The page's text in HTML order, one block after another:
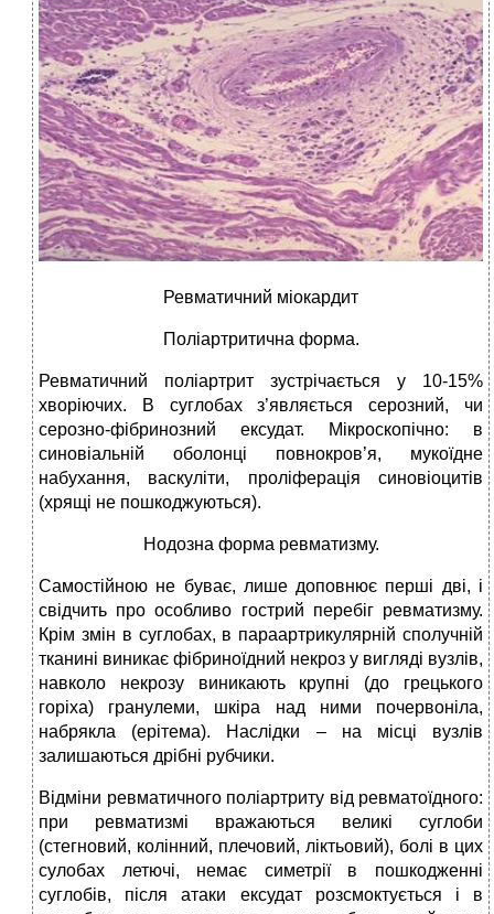
Ревматичний міокардит
Поліартритична форма.
Ревматичний поліартрит зустрічається у 10-15%
хворіючих. В суглобах з’являється серозний, чи
серозно-фібринозний ексудат. Мікроскопічно: в
синовіальній оболонці повнокров’я, мукоїдне
набухання, васкуліти, проліферація синовіоцитів
(хрящі не пошкоджуються).
Нодозна форма ревматизму.
Самостійною не буває, лише доповнює перші дві, і
свідчить про особливо гострий перебіг ревматизму.
Крім змін в суглобах, в параартрикулярній сполучній
тканині виникає фібриноїдний некроз у вигляді вузлів,
навколо некрозу виникають крупні (до грецького
горіха) гранулеми, шкіра над ними почервоніла,
набрякла (ерітема). Наслідки – на місці вузлів
залишаються дрібні рубчики.
Відміни ревматичного поліартриту від ревматоїдного:
при ревматизмі вражаються великі суглоби
(стегновий, колінний, плечовий, ліктьовий), болі в цих
сулобах летючі, немає симетрії в пошкодженні
суглобів, після атаки ексудат розсмоктується і в